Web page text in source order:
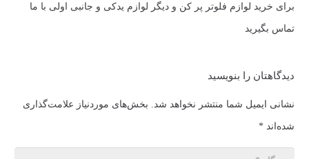
برای خرید لوازم فلوتر پر کن و دیگر لوازم یدکی و جانبی اولی با ما
تماس بگیرید
دیدگاهتان را بنویسید
نشانی ایمیل شما منتشر نخواهد شد. بخش‌های موردنیاز علامت‌گذاری
شده‌اند *